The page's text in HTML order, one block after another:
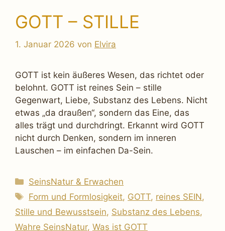
GOTT – STILLE
1. Januar 2026 von Elvira
GOTT ist kein äußeres Wesen, das richtet oder
belohnt. GOTT ist reines Sein – stille
Gegenwart, Liebe, Substanz des Lebens. Nicht
etwas „da draußen“, sondern das Eine, das
alles trägt und durchdringt. Erkannt wird GOTT
nicht durch Denken, sondern im inneren
Lauschen – im einfachen Da-Sein.
Kategorien
SeinsNatur & Erwachen
Schlagwörter
Form und Formlosigkeit, GOTT, reines SEIN,
Stille und Bewusstsein, Substanz des Lebens,
Wahre SeinsNatur, Was ist GOTT